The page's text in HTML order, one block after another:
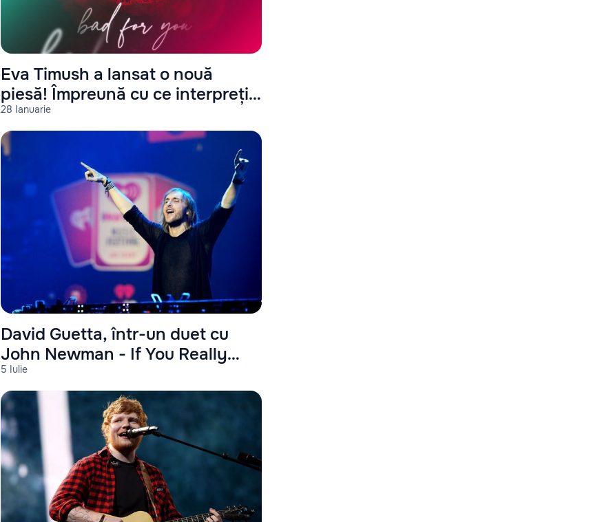
28 Ianuarie
Eva Timush a lansat o nouă
piesă! Împreună cu ce interpreți
a cântat?
5 Iulie
David Guetta, într-un duet cu
John Newman - If You Really
Love Me